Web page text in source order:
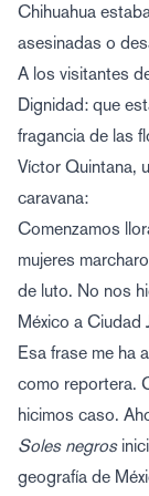
Chihuahua
asesinadas o
A los visitantes
Dignidad: que
fragancia de las
Víctor Quintana,
caravana:
Comenzamos
mujeres
de luto. No nos
México a Ciudad
Esa frase me ha
como reportera.
hicimos caso.
Soles negros
geografía de